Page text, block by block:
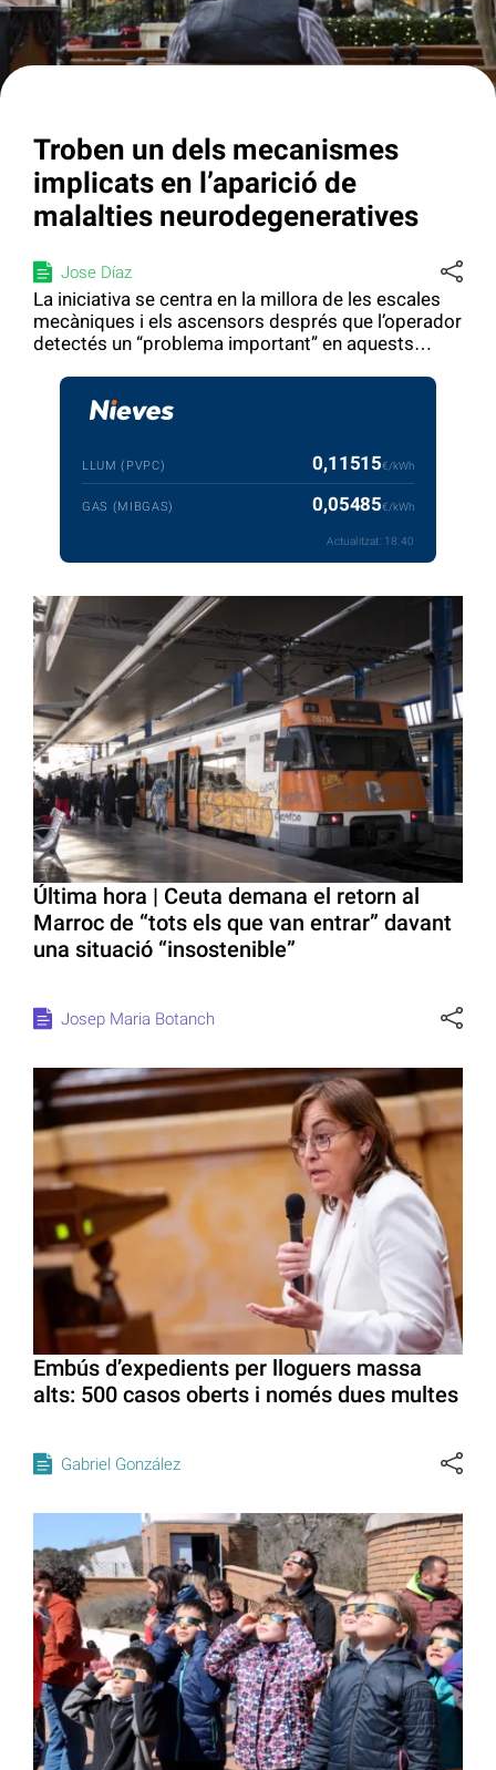
Troben un dels mecanismes
implicats en l’aparició de
malalties neurodegeneratives
Jose Díaz
La iniciativa se centra en la millora de les escales
mecàniques i els ascensors després que l’operador
detectés un “problema important” en aquests
LLUM (PVPC) 0,11515€/kWh
GAS (MIBGAS) 0,05485€/kWh
Actualitzat: 18:40
Última hora | Ceuta demana el retorn al
Marroc de “tots els que van entrar” davant
una situació “insostenible”
Josep Maria Botanch
Embús d’expedients per lloguers massa
alts: 500 casos oberts i només dues multes
Gabriel González